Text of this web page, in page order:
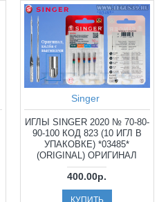
Singer
ИГЛЫ SINGER 2020 № 70-80-
90-100 КОД 823 (10 ИГЛ В
УПАКОВКЕ) *03485*
(ORIGINAL) ОРИГИНАЛ
400.00р.